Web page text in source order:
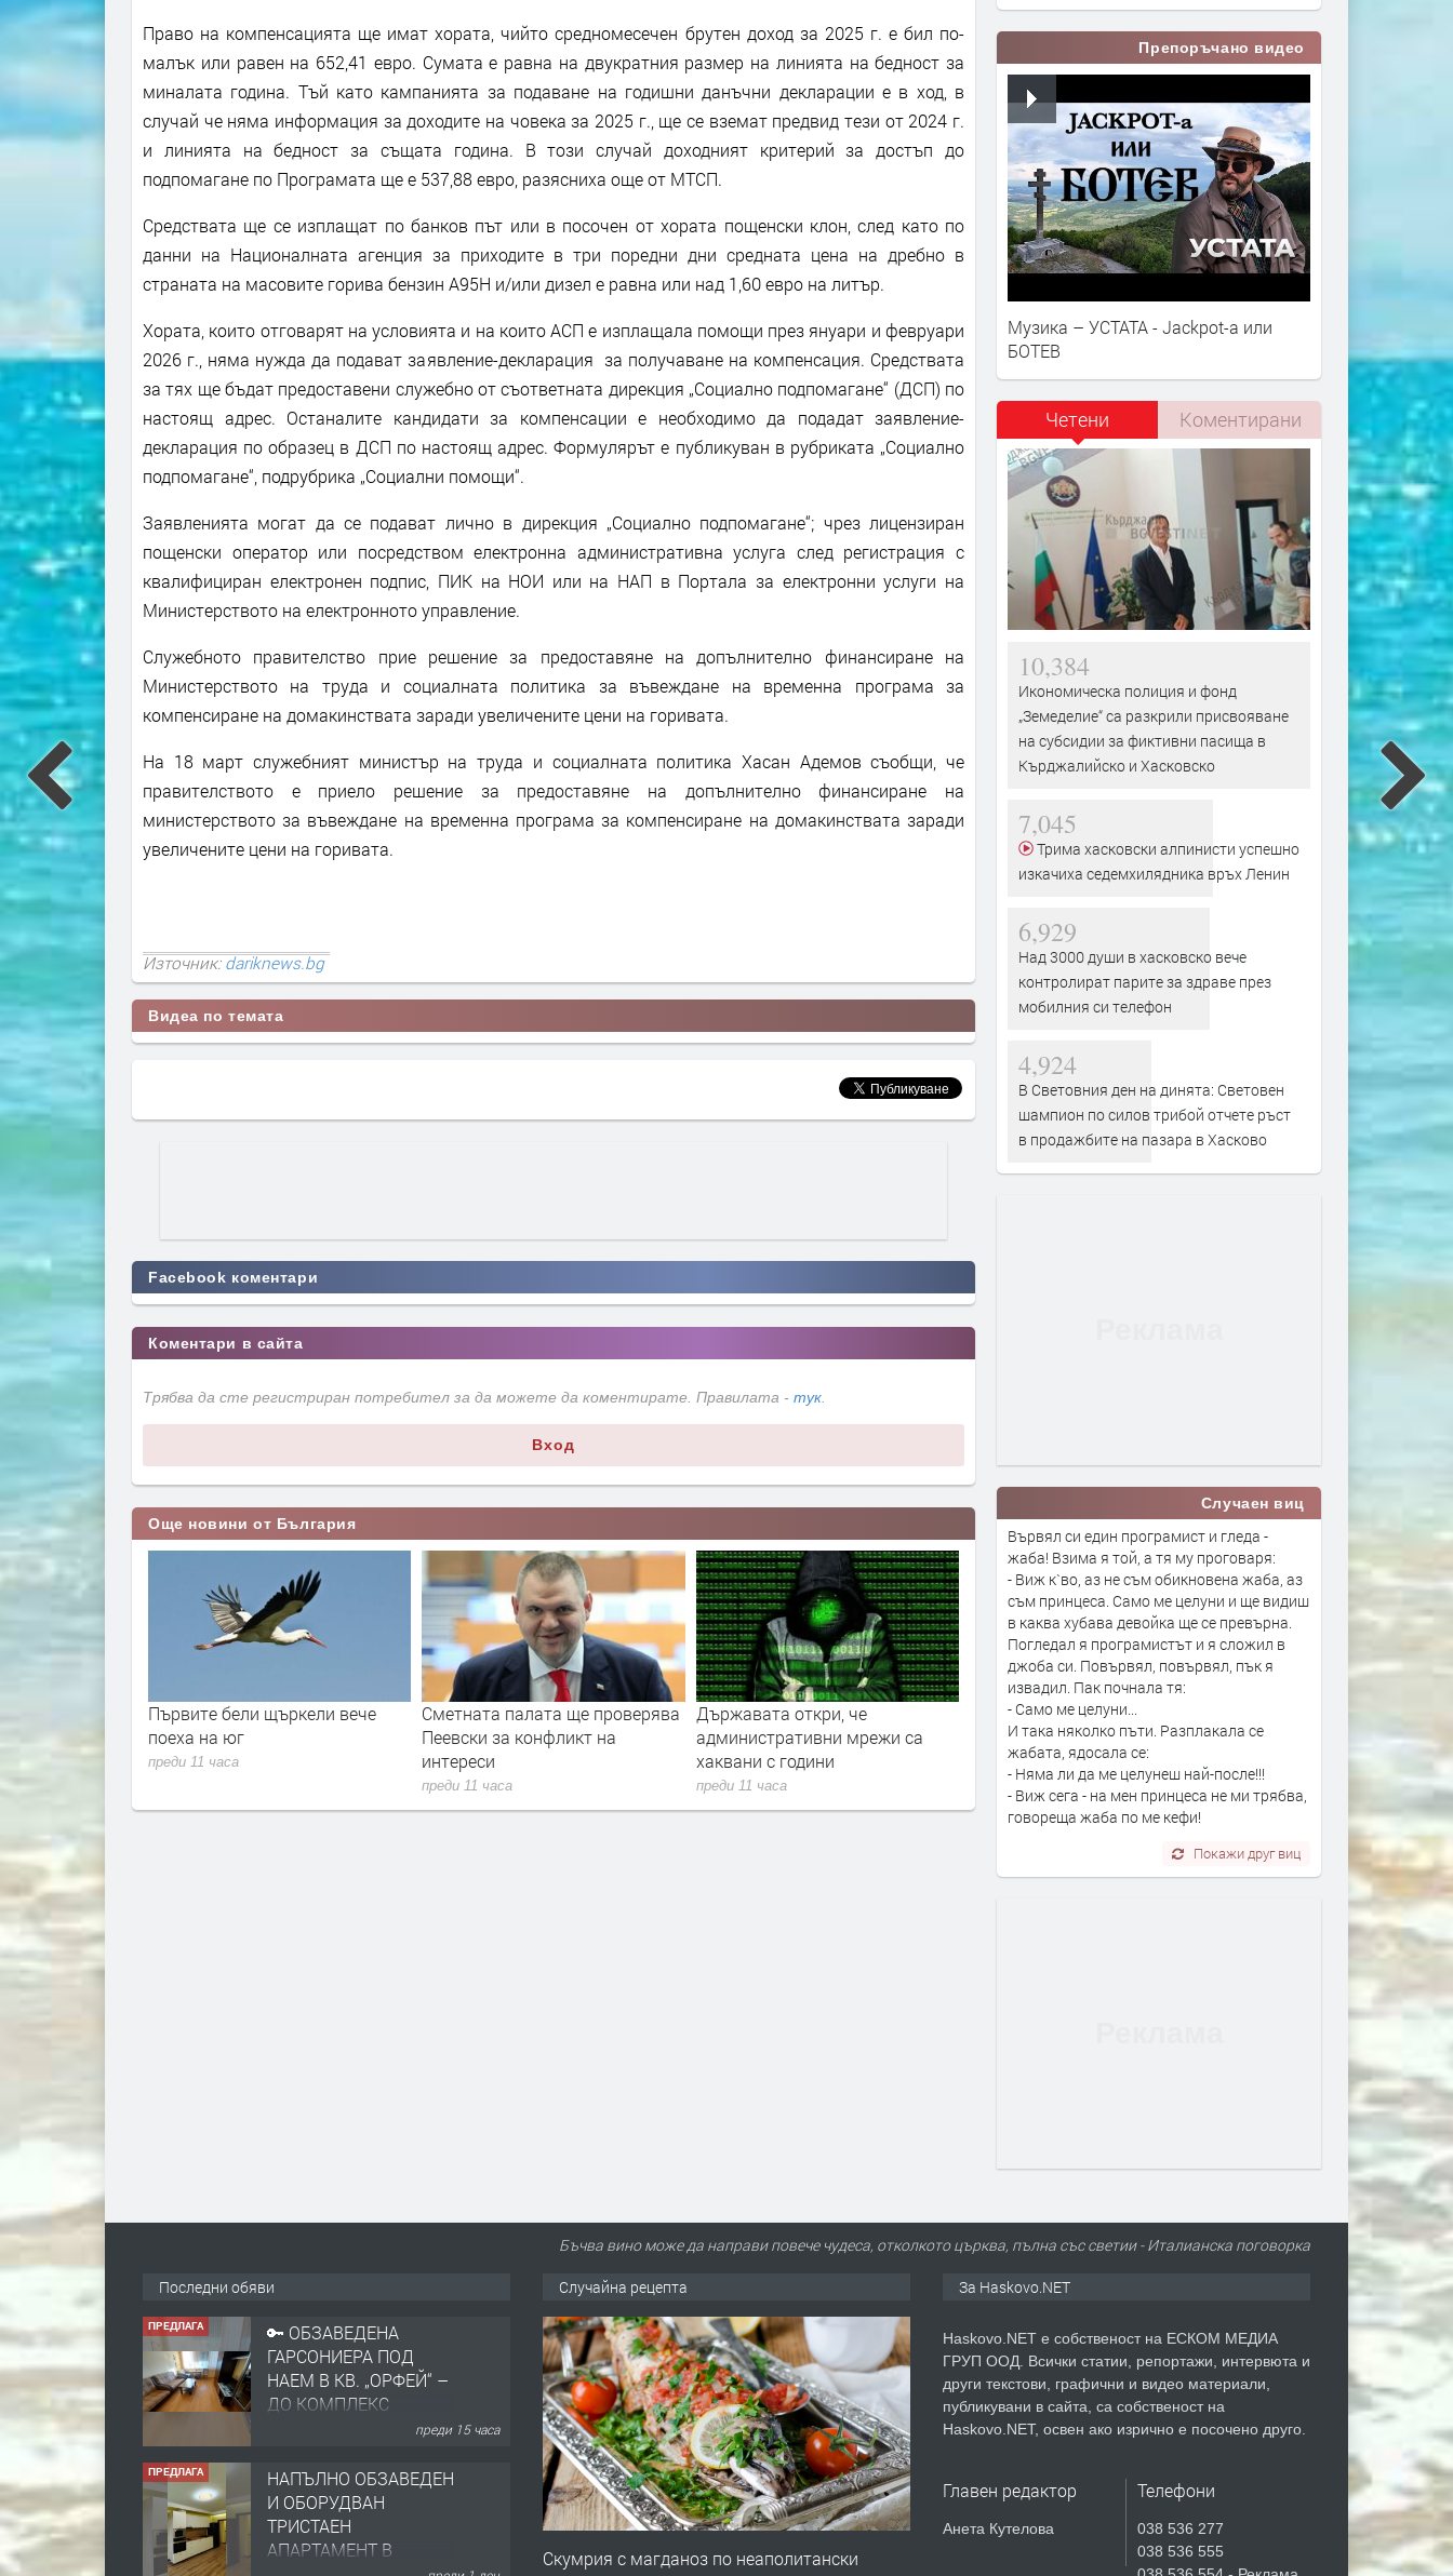
Право на компенсацията ще имат хората, чийто средномесечен брутен доход за 2025 г. е бил по-
малък или равен на 652,41 евро. Сумата е равна на двукратния размер на линията на бедност за
миналата година. Тъй като кампанията за подаване на годишни данъчни декларации е в ход, в
случай че няма информация за доходите на човека за 2025 г., ще се вземат предвид тези от 2024 г.
и линията на бедност за същата година. В този случай доходният критерий за достъп до
подпомагане по Програмата ще е 537,88 евро, разясниха още от МТСП.
Средствата ще се изплащат по банков път или в посочен от хората пощенски клон, след като по
данни на Националната агенция за приходите в три поредни дни средната цена на дребно в
страната на масовите горива бензин А95H и/или дизел е равна или над 1,60 евро на литър.
Хората, които отговарят на условията и на които АСП е изплащала помощи през януари и февруари
2026 г., няма нужда да подават заявление-декларация за получаване на компенсация. Средствата
за тях ще бъдат предоставени служебно от съответната дирекция „Социално подпомагане“ (ДСП) по
настоящ адрес. Останалите кандидати за компенсации е необходимо да подадат заявление-
декларация по образец в ДСП по настоящ адрес. Формулярът е публикуван в рубриката „Социално
подпомагане“, подрубрика „Социални помощи“.
Заявленията могат да се подават лично в дирекция „Социално подпомагане“; чрез лицензиран
пощенски оператор или посредством електронна административна услуга след регистрация с
квалифициран електронен подпис, ПИК на НОИ или на НАП в Портала за електронни услуги на
Министерството на електронното управление.
Служебното правителство прие решение за предоставяне на допълнително финансиране на
Министерството на труда и социалната политика за въвеждане на временна програма за
компенсиране на домакинствата заради увеличените цени на горивата.
На 18 март служебният министър на труда и социалната политика Хасан Адемов съобщи, че
правителството е приело решение за предоставяне на допълнително финансиране на
министерството за въвеждане на временна програма за компенсиране на домакинствата заради
увеличените цени на горивата.
Източник:dariknews.bg
Видеа по темата
Facebook коментари
Коментари в сайта
Трябва да сте регистриран потребител за да можете да коментирате. Правилата - тук.
Вход
Още новини от България
хванати край
Първите бели щъркели вече
поеха на юг
преди 11 часа
Сметната палата ще провeрява
Пеевски за конфликт на
интереси
преди 11 часа
Държавата откри, че
административни мрежи са
хаквани с години
преди 11 часа
Пилотска грешка. Приключи
разследването за „Граф
Игнатиево“
Бюджет 2027
Препоръчано видео
Музика – УСТАТА - Jackpot-a или
БОТЕВ
Четени Коментирани
10,384
Икономическа полиция и фонд
„Земеделие“ са разкрили присвояване
на субсидии за фиктивни пасища в
Кърджалийско и Хасковско
7,045
Трима хасковски алпинисти успешно
изкачиха седемхилядника връх Ленин
6,929
Над 3000 души в хасковско вече
контролират парите за здраве през
мобилния си телефон
4,924
В Световния ден на динята: Световен
шампион по силов трибой отчете ръст
в продажбите на пазара в Хасково
Случаен виц
Вървял си един програмист и гледа -
жаба! Взима я той, а тя му проговаря:
- Виж к`во, аз не съм обикновена жаба, аз
съм принцеса. Само ме целуни и ще видиш
в каква хубава девойка ще се превърна.
Погледал я програмистът и я сложил в
джоба си. Повървял, повървял, пък я
извадил. Пак почнала тя:
- Само ме целуни...
И така няколко пъти. Разплакала се
жабата, ядосала се:
- Няма ли да ме целунеш най-после!!!
- Виж сега - на мен принцеса не ми трябва,
говореща жаба по ме кефи!
Покажи друг виц
Бъчва вино може да направи повече чудеса, отколкото църква, пълна със светии - Италианска поговорка
Последни обяви
ПРЕДЛАГА
🔑 ОБЗАВЕДЕНА
ГАРСОНИЕРА ПОД
НАЕМ В КВ. „ОРФЕЙ“ –
ДО КОМПЛЕКС
преди 15 часа
ПРЕДЛАГА
НАПЪЛНО ОБЗАВЕДЕН
И ОБОРУДВАН
ТРИСТАЕН
АПАРТАМЕНТ В
Случайна рецепта
Скумрия с магданоз по неаполитански
За Haskovo.NET
Haskovo.NET е собственост на ЕСКОМ МЕДИА
ГРУП ООД. Всички статии, репортажи, интервюта и
други текстови, графични и видео материали,
публикувани в сайта, са собственост на
Haskovo.NET, освен ако изрично е посочено друго.
Главен редактор
Анета Кутелова
Телефони
038 536 277
038 536 555